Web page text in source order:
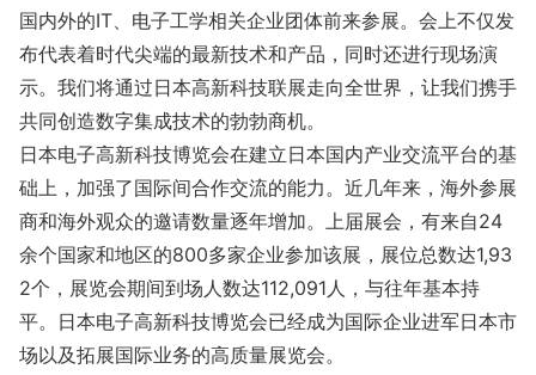
国内外的IT、电子工学相关企业团体前来参展。会上不仅发
布代表着时代尖端的最新技术和产品，同时还进行现场演
示。我们将通过日本高新科技联展走向全世界，让我们携手
共同创造数字集成技术的勃勃商机。
日本电子高新科技博览会在建立日本国内产业交流平台的基
础上，加强了国际间合作交流的能力。近几年来，海外参展
商和海外观众的邀请数量逐年增加。上届展会，有来自24
余个国家和地区的800多家企业参加该展，展位总数达1,93
2个，展览会期间到场人数达112,091人，与往年基本持
平。日本电子高新科技博览会已经成为国际企业进军日本市
场以及拓展国际业务的高质量展览会。